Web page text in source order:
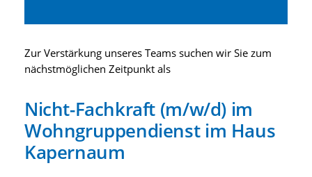
Zur Verstärkung unseres Teams suchen wir Sie zum
nächstmöglichen Zeitpunkt als
Nicht-Fachkraft (m/w/d) im
Wohngruppendienst im Haus
Kapernaum